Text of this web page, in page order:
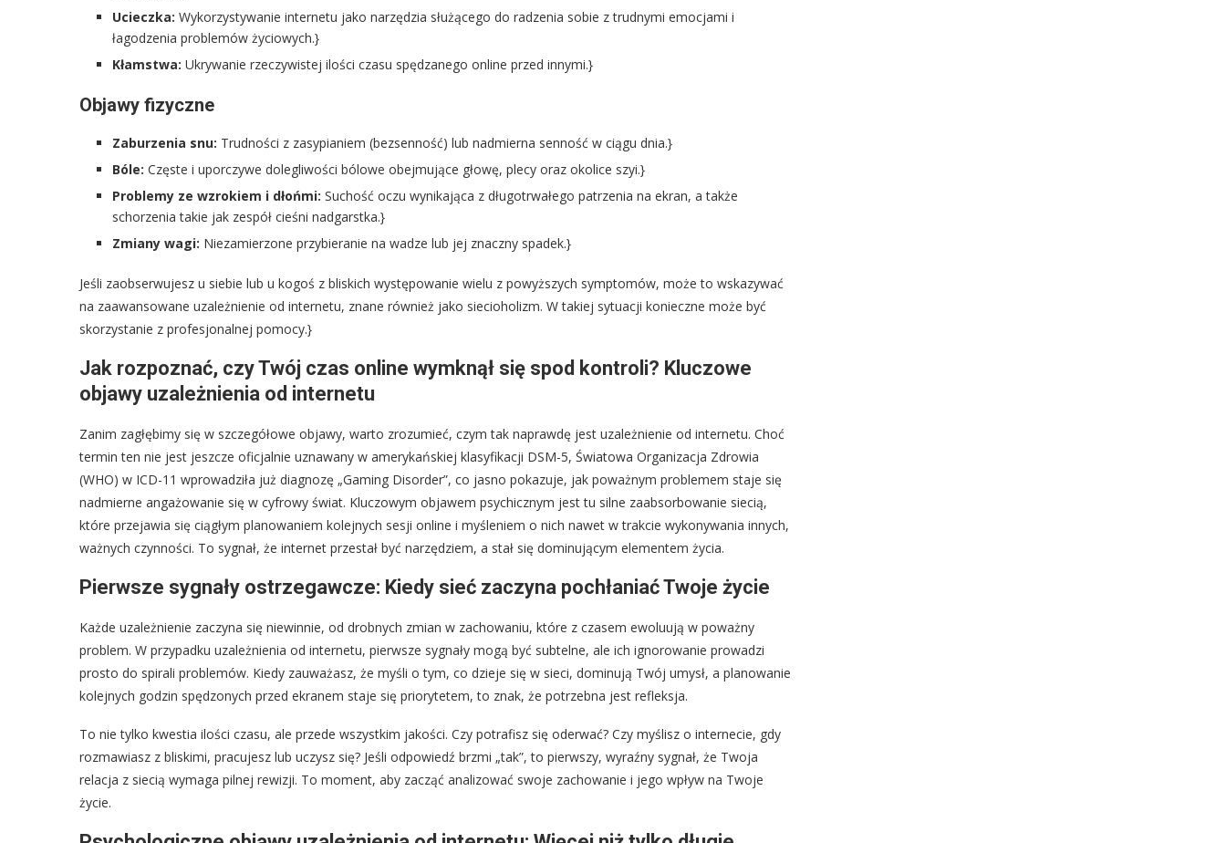
Ucieczka: Wykorzystywanie internetu jako narzędzia służącego do radzenia sobie z trudnymi emocjami i
łagodzenia problemów życiowych.}
Kłamstwa: Ukrywanie rzeczywistej ilości czasu spędzanego online przed innymi.}
Objawy fizyczne
Zaburzenia snu: Trudności z zasypianiem (bezsenność) lub nadmierna senność w ciągu dnia.}
Bóle: Częste i uporczywe dolegliwości bólowe obejmujące głowę, plecy oraz okolice szyi.}
Problemy ze wzrokiem i dłońmi: Suchość oczu wynikająca z długotrwałego patrzenia na ekran, a także
schorzenia takie jak zespół cieśni nadgarstka.}
Zmiany wagi: Niezamierzone przybieranie na wadze lub jej znaczny spadek.}
Jeśli zaobserwujesz u siebie lub u kogoś z bliskich występowanie wielu z powyższych symptomów, może to wskazywać
na zaawansowane uzależnienie od internetu, znane również jako siecioholizm. W takiej sytuacji konieczne może być
skorzystanie z profesjonalnej pomocy.}
Jak rozpoznać, czy Twój czas online wymknął się spod kontroli? Kluczowe
objawy uzależnienia od internetu
Zanim zagłębimy się w szczegółowe objawy, warto zrozumieć, czym tak naprawdę jest uzależnienie od internetu. Choć
termin ten nie jest jeszcze oficjalnie uznawany w amerykańskiej klasyfikacji DSM-5, Światowa Organizacja Zdrowia
(WHO) w ICD-11 wprowadziła już diagnozę „Gaming Disorder”, co jasno pokazuje, jak poważnym problemem staje się
nadmierne angażowanie się w cyfrowy świat. Kluczowym objawem psychicznym jest tu silne zaabsorbowanie siecią,
które przejawia się ciągłym planowaniem kolejnych sesji online i myśleniem o nich nawet w trakcie wykonywania innych,
ważnych czynności. To sygnał, że internet przestał być narzędziem, a stał się dominującym elementem życia.
Pierwsze sygnały ostrzegawcze: Kiedy sieć zaczyna pochłaniać Twoje życie
Każde uzależnienie zaczyna się niewinnie, od drobnych zmian w zachowaniu, które z czasem ewoluują w poważny
problem. W przypadku uzależnienia od internetu, pierwsze sygnały mogą być subtelne, ale ich ignorowanie prowadzi
prosto do spirali problemów. Kiedy zauważasz, że myśli o tym, co dzieje się w sieci, dominują Twój umysł, a planowanie
kolejnych godzin spędzonych przed ekranem staje się priorytetem, to znak, że potrzebna jest refleksja.
To nie tylko kwestia ilości czasu, ale przede wszystkim jakości. Czy potrafisz się oderwać? Czy myślisz o internecie, gdy
rozmawiasz z bliskimi, pracujesz lub uczysz się? Jeśli odpowiedź brzmi „tak”, to pierwszy, wyraźny sygnał, że Twoja
relacja z siecią wymaga pilnej rewizji. To moment, aby zacząć analizować swoje zachowanie i jego wpływ na Twoje
życie.